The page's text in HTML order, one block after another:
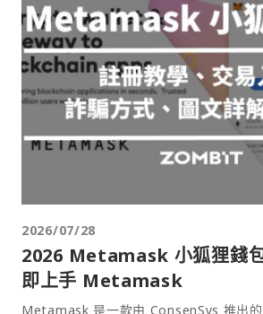
2026/07/28
2026 Metamask 小狐狸錢
即上手 Metamask
Metamask 是一款由 ConsenSys 推出